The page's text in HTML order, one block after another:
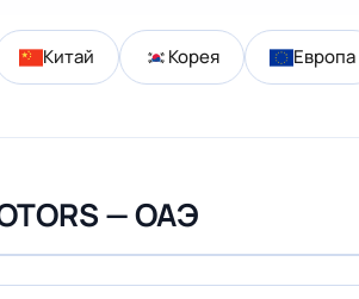
Китай Корея Европа
— ОАЭ